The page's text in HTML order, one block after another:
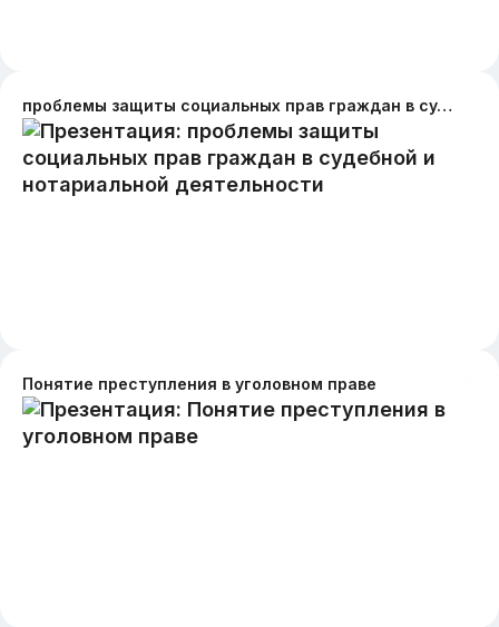
проблемы защиты социальных прав граждан в судебной и нотариальной деятельности
Понятие преступления в уголовном праве